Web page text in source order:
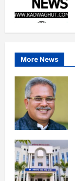
More News